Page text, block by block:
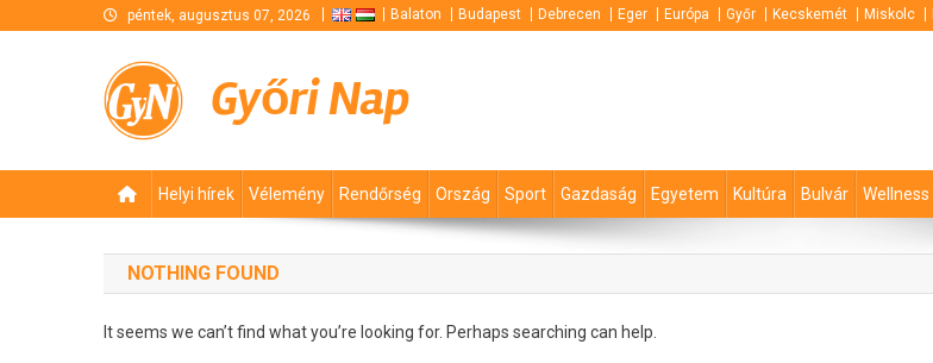
péntek, augusztus 07, 2026 Balaton Budapest Debrecen Eger Európa Győr Kecskemét Miskolc
Győri Nap
Helyi hírek Vélemény Rendőrség Ország Sport Gazdaság Egyetem Kultúra Bulvár Wellness
NOTHING FOUND
It seems we can’t find what you’re looking for. Perhaps searching can help.